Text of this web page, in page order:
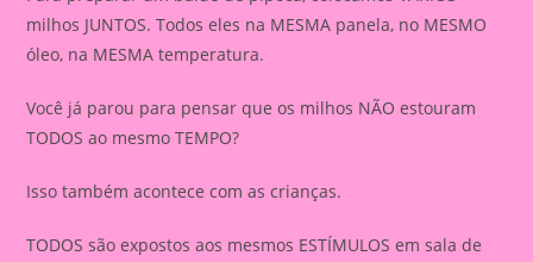
milhos JUNTOS. Todos eles na MESMA panela, no MESMO
óleo, na MESMA temperatura.
Você já parou para pensar que os milhos NÃO estouram
TODOS ao mesmo TEMPO?
Isso também acontece com as crianças.
TODOS são expostos aos mesmos ESTÍMULOS em sala de